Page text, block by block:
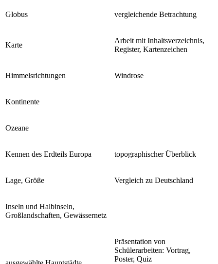
Globus vergleichende Betrachtung
Karte
Arbeit mit Inhaltsverzeichnis,
Register, Kartenzeichen
Himmelsrichtungen Windrose
Kontinente
Ozeane
Kennen des Erdteils Europa topographischer Überblick
Lage, Größe Vergleich zu Deutschland
Inseln und Halbinseln,
Großlandschaften, Gewässernetz
Präsentation von
Schülerarbeiten: Vortrag,
Poster, Quiz